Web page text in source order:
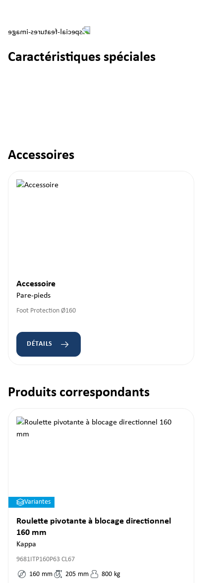
Caractéristiques spéciales
Ignorer la galerie de produits
Accessoires
Accessoire
Pare-pieds
Foot Protection Ø160
DÉTAILS
Ignorer la galerie de produits
Produits correspondants
Variantes
Roulette pivotante à blocage directionnel
160 mm
Kappa
9681ITP160P63 CL67
160 mm 205 mm 800 kg